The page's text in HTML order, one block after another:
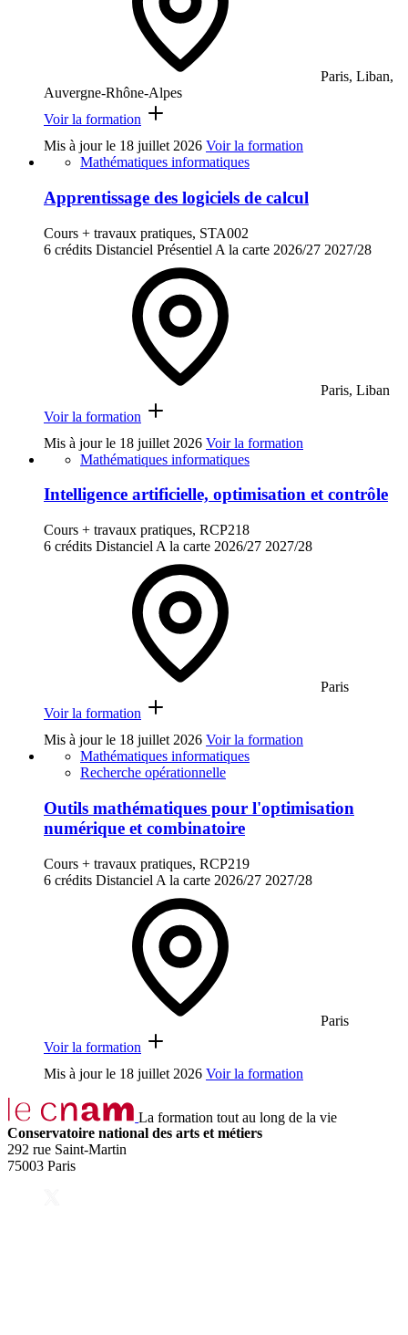
Paris, Liban,
Auvergne-Rhône-Alpes
Voir la formation
Mis à jour le 18 juillet 2026 Voir la formation
Mathématiques informatiques
Apprentissage des logiciels de calcul
Cours + travaux pratiques, STA002
6 crédits Distanciel Présentiel A la carte 2026/27 2027/28
Paris, Liban
Voir la formation
Mis à jour le 18 juillet 2026 Voir la formation
Mathématiques informatiques
Intelligence artificielle, optimisation et contrôle
Cours + travaux pratiques, RCP218
6 crédits Distanciel A la carte 2026/27 2027/28
Paris
Voir la formation
Mis à jour le 18 juillet 2026 Voir la formation
Mathématiques informatiques
Recherche opérationnelle
Outils mathématiques pour l'optimisation
numérique et combinatoire
Cours + travaux pratiques, RCP219
6 crédits Distanciel A la carte 2026/27 2027/28
Paris
Voir la formation
Mis à jour le 18 juillet 2026 Voir la formation
La formation tout au long de la vie
Conservatoire national des arts et métiers
292 rue Saint-Martin
75003 Paris